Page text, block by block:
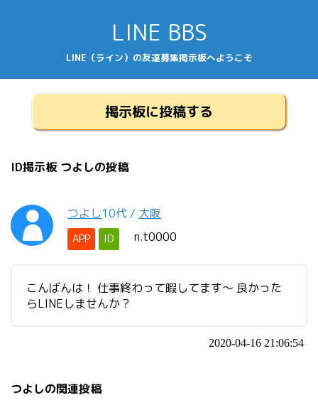
LINE BBS
LINE（ライン）の友達募集掲示板へようこそ
掲示板に投稿する
ID掲示板 つよしの投稿
つよし10代 / 大阪
APP ID n.t0000
こんばんは！ 仕事終わって暇してます～ 良かった
らLINEしませんか？
2020-04-16 21:06:54
つよしの関連投稿